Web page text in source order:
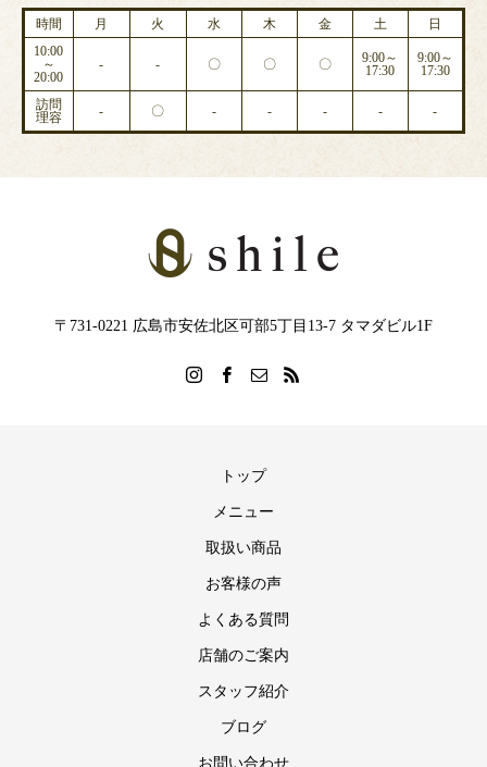
時間 月 火 水 木 金 土
日
10:00
～
20:00
- - 〇 〇 〇
9:00～
17:30
9:00～
17:30
訪問
理容
- 〇 - - - - -
〒731-0221 広島市安佐北区可部5丁目13-7 タマダビル1F
トップ
メニュー
取扱い商品
お客様の声
よくある質問
店舗のご案内
スタッフ紹介
ブログ
お問い合わせ